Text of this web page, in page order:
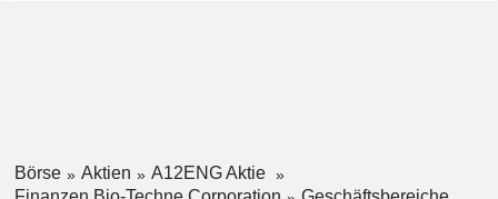
Börse Aktien
A12ENG Aktie